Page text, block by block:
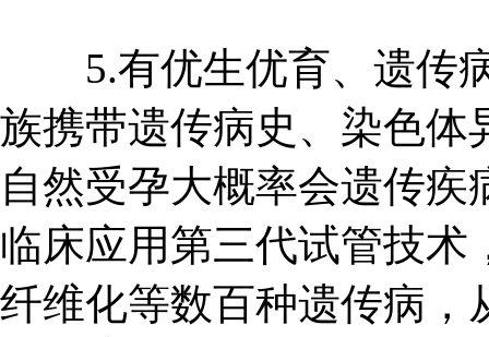
5.有优生优育、遗传病
族携带遗传病史、染色体
自然受孕大概率会遗传
临床应用第三代试管技
纤维化等数百种遗传病，